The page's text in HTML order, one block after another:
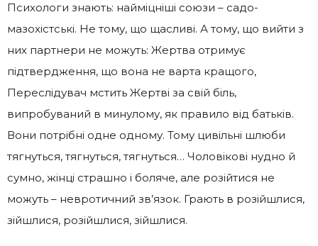
Психологи знають: найміцніші союзи – садо-
мазохістські. Не тому, що щасливі. А тому, що вийти з
них партнери не можуть: Жертва отримує
підтвердження, що вона не варта кращого,
Переслідувач мстить Жертві за свій біль,
випробуваний в минулому, як правило від батьків.
Вони потрібні одне одному. Тому цивільні шлюби
тягнуться, тягнуться, тягнуться… Чоловікові нудно й
сумно, жінці страшно і боляче, але розійтися не
можуть – невротичний зв’язок. Грають в розійшлися,
зійшлися, розійшлися, зійшлися.